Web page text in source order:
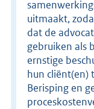
uitmaakt,
dat de
gebruiken als
ernstige
hun cliënt(en)
Berisping en